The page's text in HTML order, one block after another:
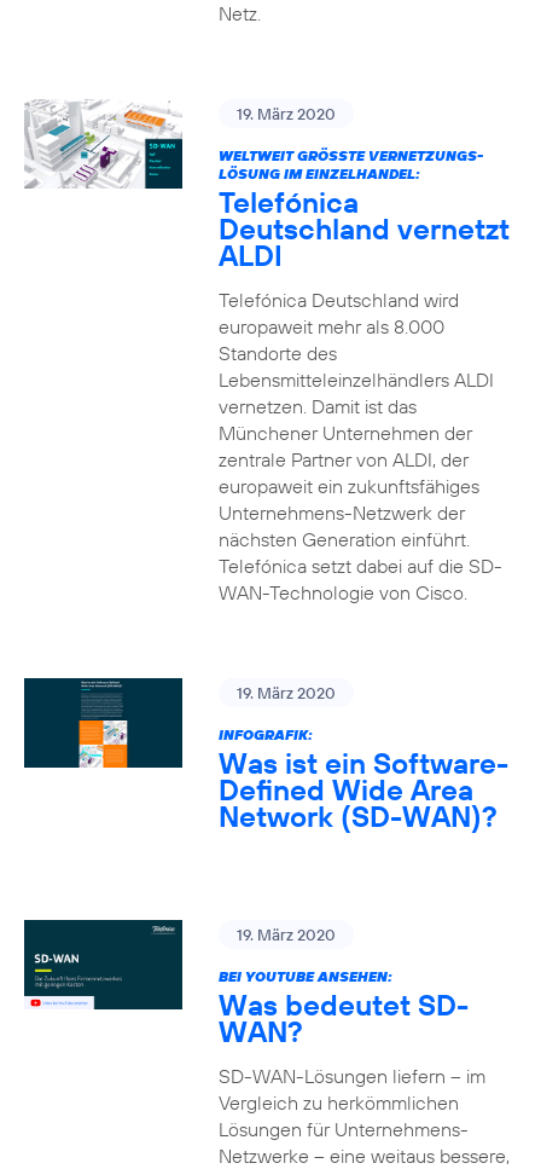
Netz.
19. März 2020
WELTWEIT GRÖSSTE VERNETZUNGS-L
ÖSUNG IM EINZELHANDEL:
Telefónica
Deutschland vernetzt
ALDI
Telefónica Deutschland wird
europaweit mehr als 8.000
Standorte des
Lebensmitteleinzelhändlers ALDI
vernetzen. Damit ist das
Münchener Unternehmen der
zentrale Partner von ALDI, der
europaweit ein zukunftsfähiges
Unternehmens-Netzwerk der
nächsten Generation einführt.
Telefónica setzt dabei auf die SD-
WAN-Technologie von Cisco.
19. März 2020
INFOGRAFIK:
Was ist ein Software-
Defined Wide Area
Network (SD-WAN)?
19. März 2020
BEI YOUTUBE ANSEHEN:
Was bedeutet SD-
WAN?
SD-WAN-Lösungen liefern – im
Vergleich zu herkömmlichen
Lösungen für Unternehmens-
Netzwerke – eine weitaus bessere,